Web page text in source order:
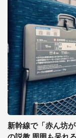
新幹線で「赤ん坊